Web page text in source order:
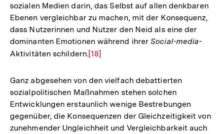
sozialen Medien darin, das Selbst auf allen denkbaren
Ebenen vergleichbar zu machen, mit der Konsequenz,
dass Nutzerinnen und Nutzer den Neid als eine der
dominanten Emotionen während ihrerSocial-media-
Aktivitäten schildern.Zur
der
Fußnote
[18]
Ganz abgesehen von den vielfach debattierten
sozialpolitischen Maßnahmen stehen solchen
Entwicklungen erstaunlich wenige Bestrebungen
gegenüber, die Konsequenzen der Gleichzeitigkeit von
zunehmender Ungleichheit und Vergleichbarkeit auch